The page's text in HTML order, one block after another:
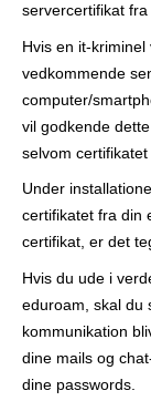
servercertifikat
Hvis en it-
vedkommende
computer/
vil godkende
selvom
Under
certifikatet fra din
certifikat, er det
Hvis du ude i
eduroam, skal du
kommunikation
dine mails og
dine passwords.